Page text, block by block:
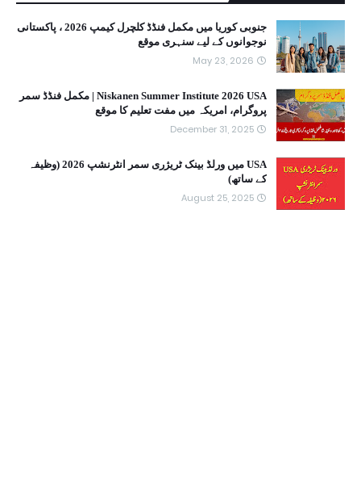
جنوبی کوریا میں مکمل فنڈڈ کلچرل کیمپ 2026 ، پاکستانی
نوجوانوں کے لیے سنہری موقع
May 23, 2026
Niskanen Summer Institute 2026 USA | مکمل فنڈڈ سمر
پروگرام، امریکہ میں مفت تعلیم کا موقع
December 31, 2025
USA میں ورلڈ بینک ٹریژری سمر انٹرنشپ 2026 (وظیفہ
کے ساتھ)
August 25, 2025